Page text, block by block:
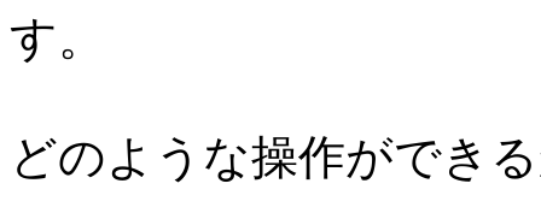
す。
どのような操作ができ